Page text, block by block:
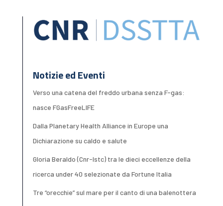
Notizie ed Eventi
Verso una catena del freddo urbana senza F-gas:
nasce FGasFreeLIFE
Dalla Planetary Health Alliance in Europe una
Dichiarazione su caldo e salute
Gloria Beraldo (Cnr-Istc) tra le dieci eccellenze della
ricerca under 40 selezionate da Fortune Italia
Tre “orecchie” sul mare per il canto di una balenottera